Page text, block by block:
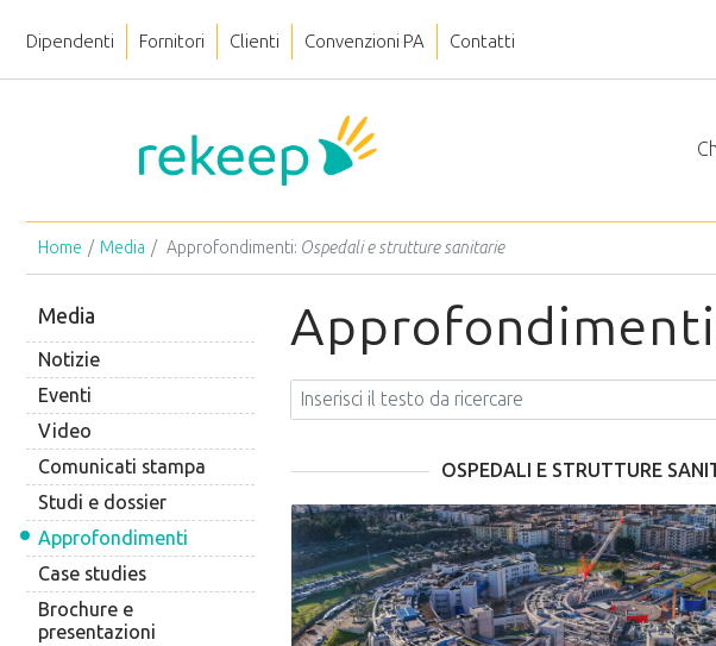
Dipendenti Fornitori Clienti Convenzioni PA Contatti
Home Media Approfondimenti: Ospedali e strutture sanitarie
Media
Notizie
Eventi
Video
Comunicati stampa
Studi e dossier
Approfondimenti
Case studies
Brochure e
presentazioni
OSPEDALI E STRUTTURE